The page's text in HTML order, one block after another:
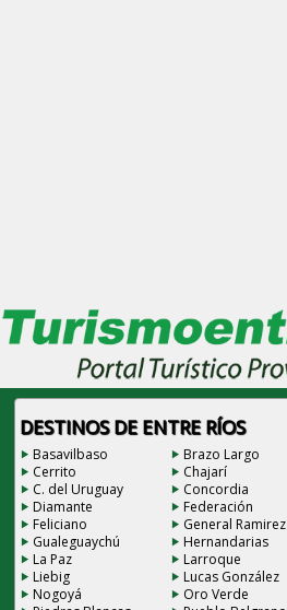
DESTINOS DE ENTRE RÍOS
Basavilbaso Brazo Largo
Cerrito
Chajarí
C. del Uruguay
Concordia
Diamante
Federación
Feliciano
General Ramirez
Gualeguaychú
Hernandarias
La Paz
Larroque
Liebig
Lucas González
Nogoyá
Oro Verde